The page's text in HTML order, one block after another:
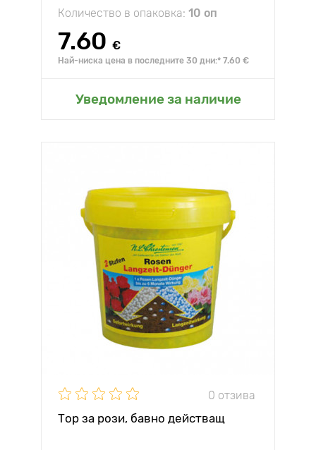
Количество в опаковка: 10 оп
7.60 €
Най-ниска цена в последните 30 дни:* 7.60 €
Уведомление за наличие
0 отзива
Тор за рози, бавно действащ